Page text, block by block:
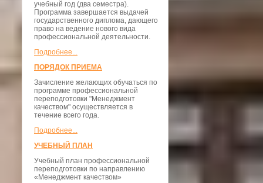
учебный год (два семестра).
Программа завершается выдачей
государственного диплома, дающего
право на ведение нового вида
профессиональной деятельности.
Подробнее...
ПОРЯДОК ПРИЕМА
Зачисление желающих обучаться по
программе профессиональной
переподготовки "Менеджмент
качеством" осуществляется в
течение всего года.
Подробнее...
УЧЕБНЫЙ ПЛАН
Учебный план профессиональной
переподготовки по направлению
«Менеджмент качеством»